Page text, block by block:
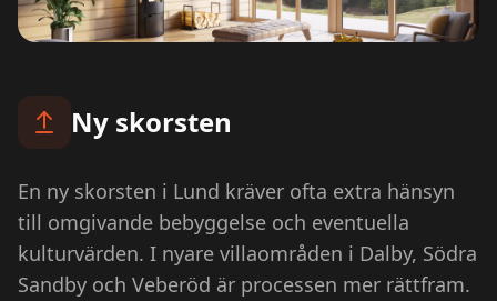
Ny skorsten
En ny skorsten i Lund kräver ofta extra hänsyn
till omgivande bebyggelse och eventuella
kulturvärden. I nyare villaområden i Dalby, Södra
Sandby och Veberöd är processen mer rättfram.